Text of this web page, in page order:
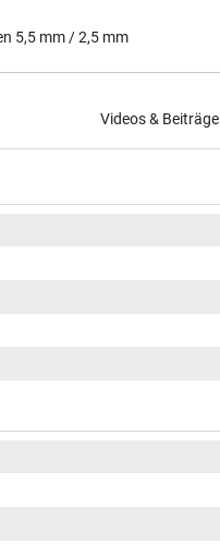
5,5 mm / 2,5 mm
Videos & Beiträge